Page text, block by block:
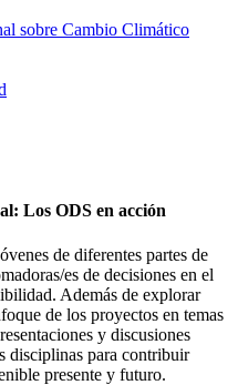
sobre Cambio Climático
Los ODS en acción
de diferentes partes de
es de decisiones en el
Además de explorar
de los proyectos en temas
y discusiones
disciplinas para contribuir
presente y futuro.